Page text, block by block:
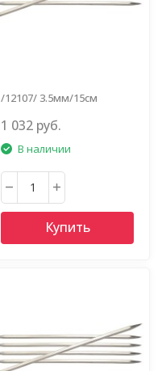
/12107/ 3.5мм/15см
1 032 руб.
В наличии
Купить